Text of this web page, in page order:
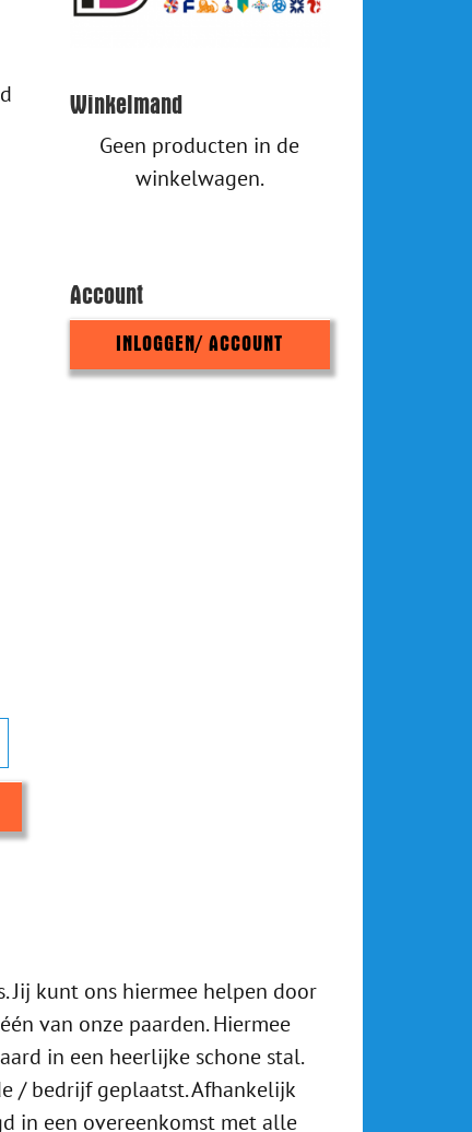
Winkelmand
Geen producten in de
winkelwagen.
Account
INLOGGEN/ ACCOUNT
Jij kunt ons hiermee helpen door
van onze paarden. Hiermee
in een heerlijke schone stal.
/ bedrijf geplaatst. Afhankelijk
in een overeenkomst met alle